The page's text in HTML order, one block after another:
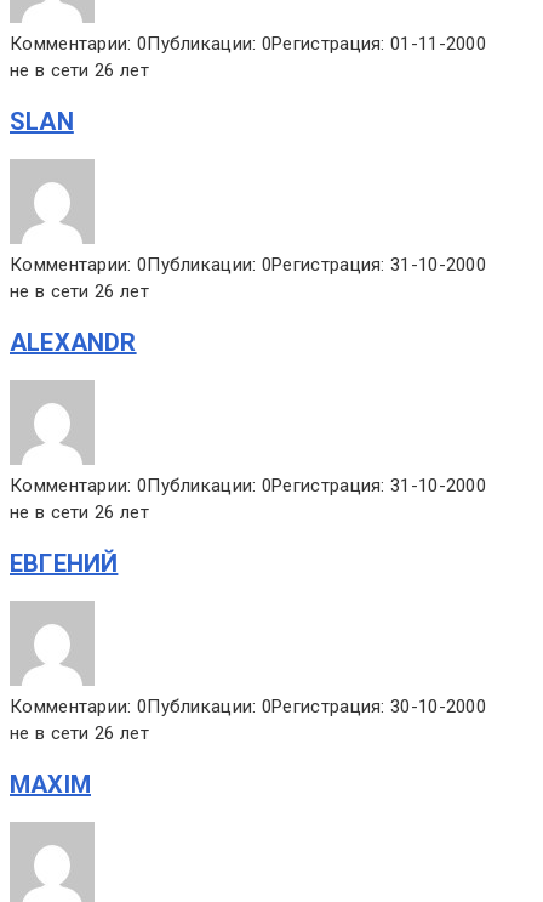
Комментарии: 0 Публикации: 0Регистрация: 01-11-2000
не в сети 26 лет
SLAN
Комментарии: 0 Публикации: 0Регистрация: 31-10-2000
не в сети 26 лет
ALEXANDR
Комментарии: 0 Публикации: 0Регистрация: 31-10-2000
не в сети 26 лет
ЕВГЕНИЙ
Комментарии: 0 Публикации: 0Регистрация: 30-10-2000
не в сети 26 лет
MAXIM